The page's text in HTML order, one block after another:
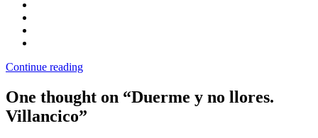
Continue reading
One thought on “Duerme y no llores.
Villancico”